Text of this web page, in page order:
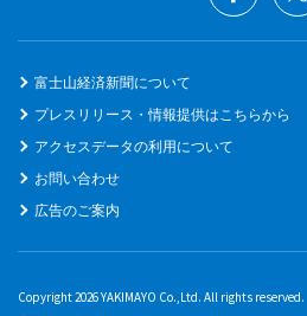
富士山経済新聞について
プレスリリース・情報提供はこちらから
アクセスデータの利用について
お問い合わせ
広告のご案内
Copyright 2026 YAKIMAYO Co.,Ltd. All rights reserved.